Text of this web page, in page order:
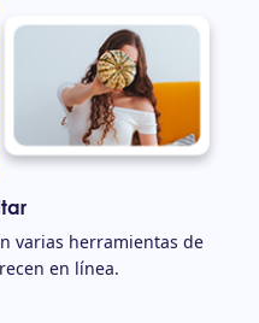
varias herramientas de
en línea.